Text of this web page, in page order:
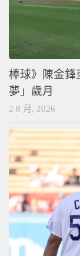
棒球》陳金
夢」歲月
2 8 月, 2026